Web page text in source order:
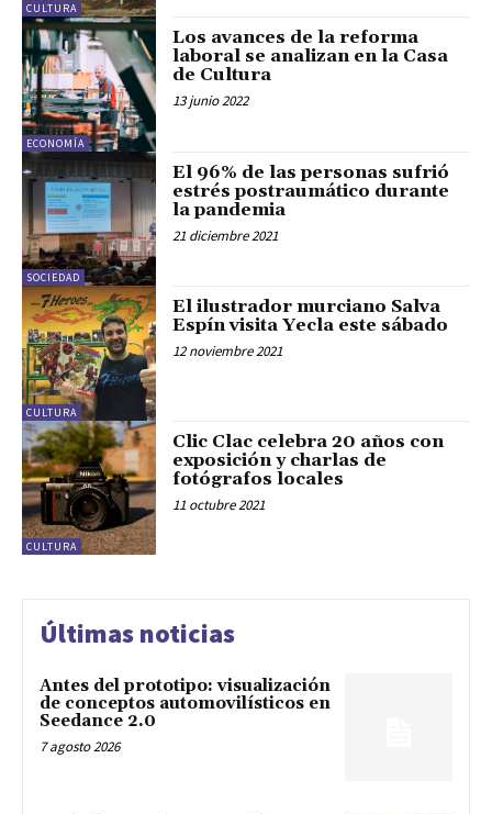
CULTURA
ECONOMÍA
Los avances de la reforma
laboral se analizan en la Casa
de Cultura
13 junio 2022
SOCIEDAD
El 96% de las personas sufrió
estrés postraumático durante
la pandemia
21 diciembre 2021
CULTURA
El ilustrador murciano Salva
Espín visita Yecla este sábado
12 noviembre 2021
CULTURA
Clic Clac celebra 20 años con
exposición y charlas de
fotógrafos locales
11 octubre 2021
Últimas noticias
Antes del prototipo: visualización
de conceptos automovilísticos en
Seedance 2.0
7 agosto 2026